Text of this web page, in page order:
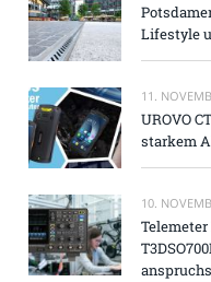
Lifestyle
11.
UROVO
starkem
10.